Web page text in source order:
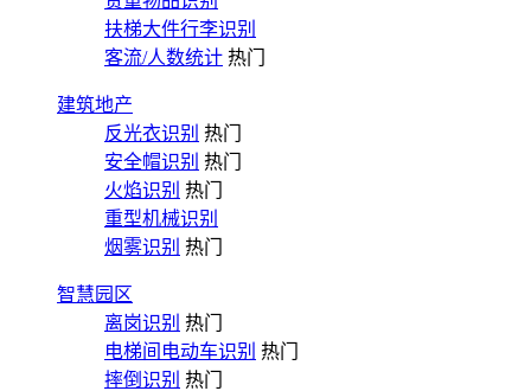
扶梯大件行李识别
客流/人数统计 热门
建筑地产
反光衣识别 热门
安全帽识别 热门
火焰识别 热门
重型机械识别
烟雾识别 热门
智慧园区
离岗识别 热门
电梯间电动车识别 热门
摔倒识别 热门